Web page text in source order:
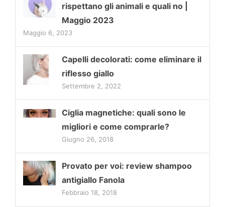
rispettano gli animali e quali no |
Maggio 2023
Maggio 6, 2023
Capelli decolorati: come eliminare il
riflesso giallo
Settembre 2, 2022
Ciglia magnetiche: quali sono le
migliori e come comprarle?
Giugno 26, 2018
Provato per voi: review shampoo
antigiallo Fanola
Febbraio 18, 2018